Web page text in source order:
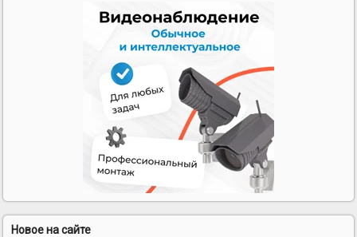
Новое на сайте